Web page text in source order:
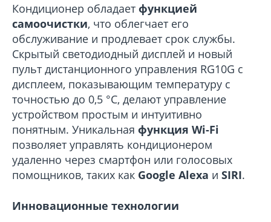
Кондиционер обладает функцией
самоочистки, что облегчает его
обслуживание и продлевает срок службы.
Скрытый светодиодный дисплей и новый
пульт дистанционного управления RG10G с
дисплеем, показывающим температуру с
точностью до 0,5 °C, делают управление
устройством простым и интуитивно
понятным. Уникальная функция Wi-Fi
позволяет управлять кондиционером
удаленно через смартфон или голосовых
помощников, таких как Google Alexa и SIRI.
Инновационные технологии